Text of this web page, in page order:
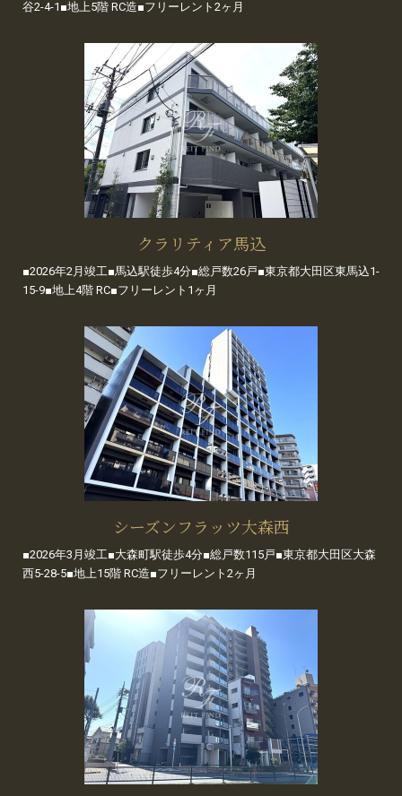
谷2-4-1■地上5階 RC造■フリーレント2ヶ月
クラリティア馬込
■2026年2月竣工■馬込駅徒歩4分■総戸数26戸■東京都大田区東馬込1-
15-9■地上4階 RC■フリーレント1ヶ月
シーズンフラッツ大森西
■2026年3月竣工■大森町駅徒歩4分■総戸数115戸■東京都大田区大森
西5-28-5■地上15階 RC造■フリーレント2ヶ月